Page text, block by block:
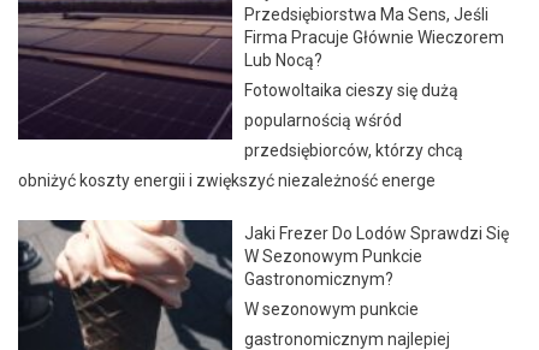
Przedsiębiorstwa Ma Sens, Jeśli
Firma Pracuje Głównie Wieczorem
Lub Nocą?
Fotowoltaika cieszy się dużą
popularnością wśród
przedsiębiorców, którzy chcą
obniżyć koszty energii i zwiększyć niezależność energe
Jaki Frezer Do Lodów Sprawdzi Się
W Sezonowym Punkcie
Gastronomicznym?
W sezonowym punkcie
gastronomicznym najlepiej